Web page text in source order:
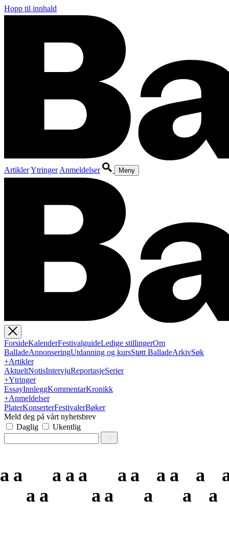
Hopp til innhald
ArtiklerYtringer Anmeldelser Meny
ForsideKalenderFestivalguideLedige stillingerOm
BalladeAnnonseringUtdanning og kursStøtt BalladeArkivSøk
+Artikler
AktueltNotisIntervjuReportasjeSerier
+Ytringer
EssayInnleggKommentarKronikk
+Anmeldelser
PlaterKonserterFestivalerBøker
Meld deg på vårt nyhetsbrev
Daglig
Ukentlig
a a
a
a a